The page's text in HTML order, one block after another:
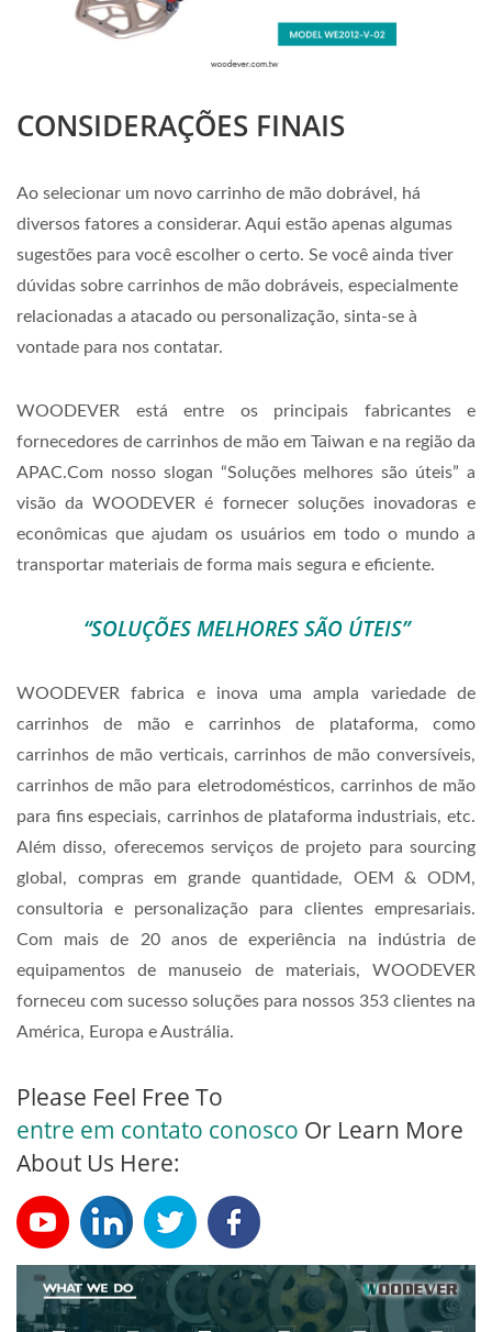
CONSIDERAÇÕES FINAIS
Ao selecionar um novo carrinho de mão dobrável, há
diversos fatores a considerar. Aqui estão apenas algumas
sugestões para você escolher o certo. Se você ainda tiver
dúvidas sobre carrinhos de mão dobráveis, especialmente
relacionadas a atacado ou personalização, sinta-se à
vontade para nos contatar.
WOODEVER está entre os principais fabricantes e
fornecedores de carrinhos de mão em Taiwan e na região da
APAC.Com nosso slogan “Soluções melhores são úteis” a
visão da WOODEVER é fornecer soluções inovadoras e
econômicas que ajudam os usuários em todo o mundo a
transportar materiais de forma mais segura e eficiente.
“SOLUÇÕES MELHORES SÃO ÚTEIS”
WOODEVER fabrica e inova uma ampla variedade de
carrinhos de mão e carrinhos de plataforma, como
carrinhos de mão verticais, carrinhos de mão conversíveis,
carrinhos de mão para eletrodomésticos, carrinhos de mão
para fins especiais, carrinhos de plataforma industriais, etc.
Além disso, oferecemos serviços de projeto para sourcing
global, compras em grande quantidade, OEM & ODM,
consultoria e personalização para clientes empresariais.
Com mais de 20 anos de experiência na indústria de
equipamentos de manuseio de materiais, WOODEVER
forneceu com sucesso soluções para nossos 353 clientes na
América, Europa e Austrália.
Please Feel Free To
entre em contato conosco Or Learn More
About Us Here: